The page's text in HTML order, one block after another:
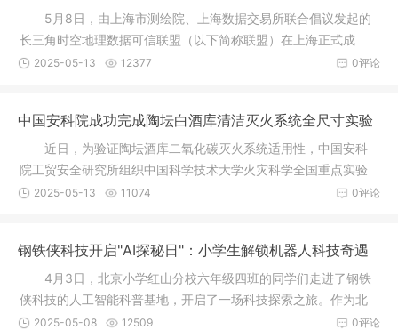
5月8日，由上海市测绘院、上海数据交易所联合倡议发起的
长三角时空地理数据可信联盟（以下简称联盟）在上海正式成
立。联盟汇
0评论
2025-05-13 12377
中国安科院成功完成陶坛白酒库清洁灭火系统全尺寸实验
近日，为验证陶坛酒库二氧化碳灭火系统适用性，中国安科
院工贸安全研究所组织中国科学技术大学火灾科学全国重点实验
室、中国
0评论
2025-05-13 11074
钢铁侠科技开启"AI探秘日"：小学生解锁机器人科技奇遇
4月3日，北京小学红山分校六年级四班的同学们走进了钢铁
侠科技的人工智能科普基地，开启了一场科技探索之旅。作为北
京市科普
0评论
2025-05-08 12509